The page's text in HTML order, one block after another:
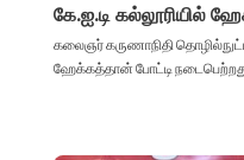
கே.ஐ.டி கல்லூரியில்
கலைஞர் கருணாநிதி
ஹேக்கத்தான் போட்டி